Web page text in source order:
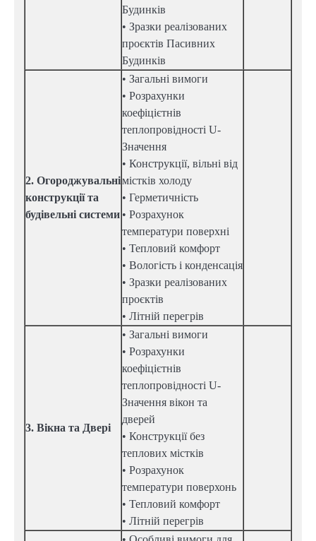
Будинків
• Зразки реалізованих
проєктів Пасивних
Будинків
2. Огороджувальні
конструкції та
будівельні системи
• Загальні вимоги
• Розрахунки
коефіцієтнів
теплопровідності U-
Значення
• Конструкції, вільні від
містків холоду
• Герметичність
• Розрахунок
температури поверхні
• Тепловий комфорт
• Вологість і конденсація
• Зразки реалізованих
проєктів
• Літній перегрів
3. Вікна та Двері
• Загальні вимоги
• Розрахунки
коефіцієтнів
теплопровідності U-
Значення вікон та
дверей
• Конструкції без
теплових містків
• Розрахунок
температури поверхонь
• Тепловий комфорт
• Літній перегрів